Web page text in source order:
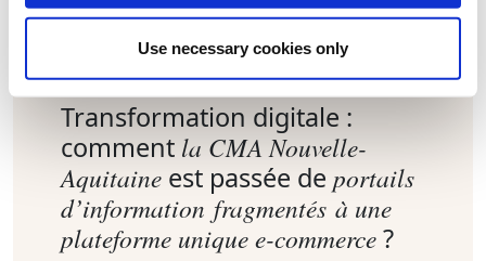
Use necessary cookies only
14.00 - 14.30
AtelierSponsor Gold, Almavia CX
Transformation digitale :
comment la CMA Nouvelle-
Aquitaine est passée de portails
d’information fragmentés à une
plateforme unique e-commerce?